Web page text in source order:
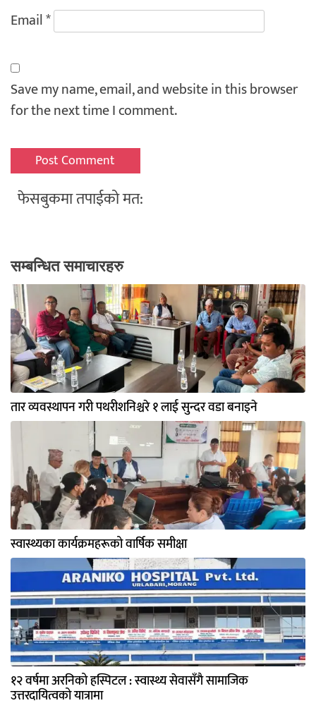
Email*
Save my name, email, and website in this browser
for the next time I comment.
फेसबुकमा तपाईको मत:
सम्बन्धित समाचारहरु
तार व्यवस्थापन गरी पथरीशनिश्चरे १ लाई सुन्दर वडा बनाइने
स्वास्थ्यका कार्यक्रमहरूको वार्षिक समीक्षा
१२ वर्षमा अरनिको हस्पिटल : स्वास्थ्य सेवासँगै सामाजिक
उत्तरदायित्वको यात्रामा